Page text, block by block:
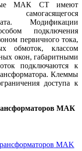
МАК СТ имеют
Модификации
подключения
первичного тока,
обмоток, классом
окон, габаритными
подключаются к
Клеммы
доступа к
МАК